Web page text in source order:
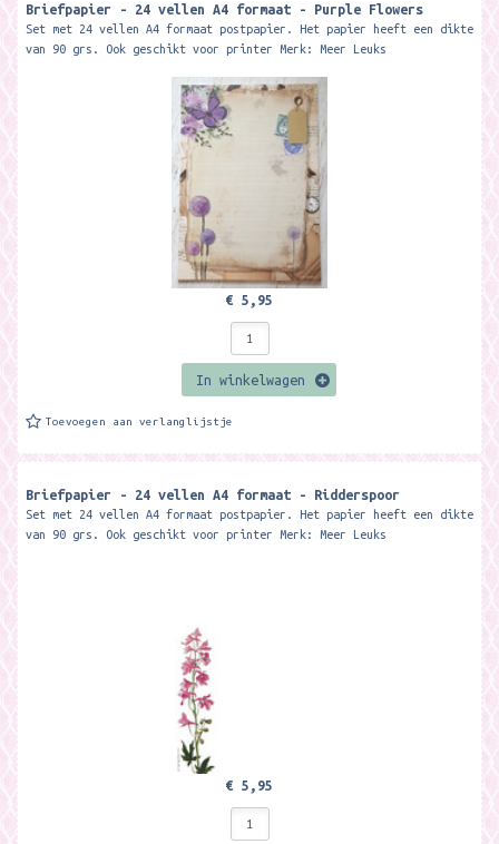
Briefpapier - 24 vellen A4 formaat - Purple Flowers
Set met 24 vellen A4 formaat postpapier. Het papier heeft een dikte
van 90 grs. Ook geschikt voor printer Merk: Meer Leuks
€ 5,95
In winkelwagen
Toevoegen aan verlanglijstje
Briefpapier - 24 vellen A4 formaat - Ridderspoor
Set met 24 vellen A4 formaat postpapier. Het papier heeft een dikte
van 90 grs. Ook geschikt voor printer Merk: Meer Leuks
€ 5,95